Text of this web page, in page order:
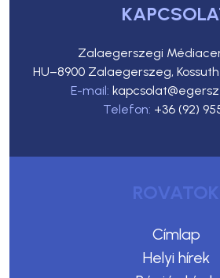
Zalaegerszegi
HU–8900 Zalaegerszeg,
E-mail:
Telefon: +36 (92)
ROVATOK
Címlap
Helyi hírek